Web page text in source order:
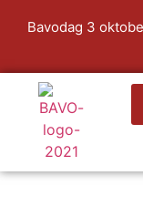
Bavodag 3